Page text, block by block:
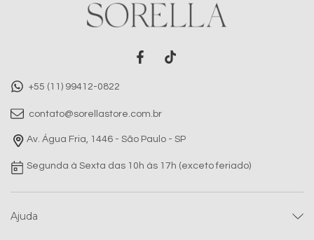
+55 (11) 99412-0822
contato@sorellastore.com.br
Av. Água Fria, 1446 - São Paulo - SP
Segunda à Sexta das 10h às 17h (exceto feriado)
Ajuda